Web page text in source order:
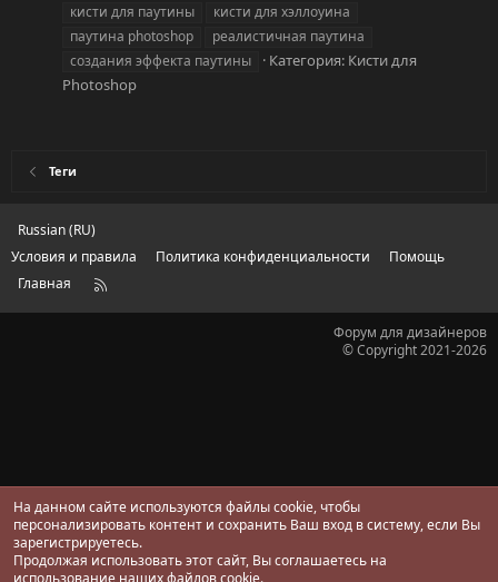
кисти для паутины
кисти для хэллоуина
паутина photoshop
реалистичная паутина
создания эффекта паутины
Категория: Кисти для
Photoshop
Теги
Russian (RU)
Условия и правила
Политика конфиденциальности
Помощь
Главная
R
Форум для дизайнеров
© Copyright 2021-2026
На данном сайте используются файлы cookie, чтобы
персонализировать контент и сохранить Ваш вход в систему, если Вы
зарегистрируетесь.
Продолжая использовать этот сайт, Вы соглашаетесь на
использование наших файлов cookie.